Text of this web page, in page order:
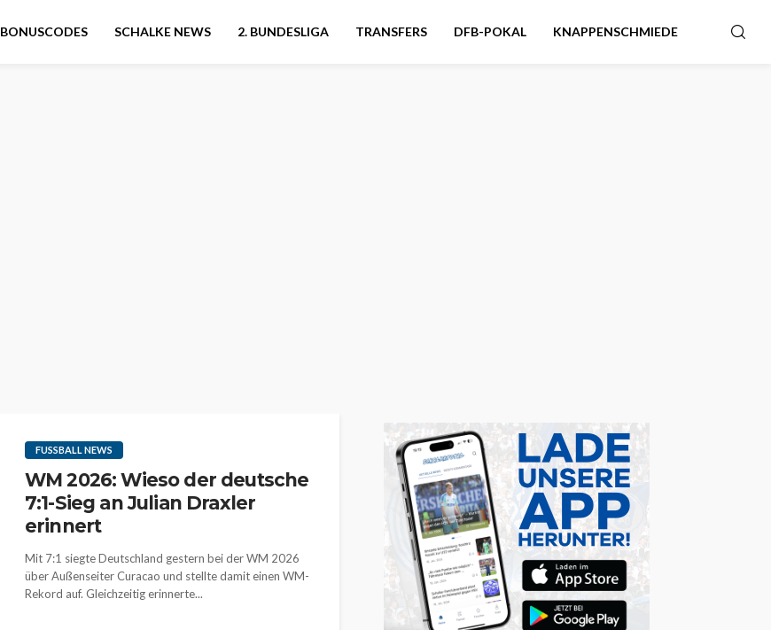
BONUSCODES SCHALKE NEWS 2. BUNDESLIGA TRANSFERS DFB-POKAL KNAPPENSCHMIEDE
FUSSBALL NEWS
WM 2026: Wieso der deutsche
7:1-Sieg an Julian Draxler
erinnert
Mit 7:1 siegte Deutschland gestern bei der WM 2026
über Außenseiter Curacao und stellte damit einen WM-
Rekord auf. Gleichzeitig erinnerte...